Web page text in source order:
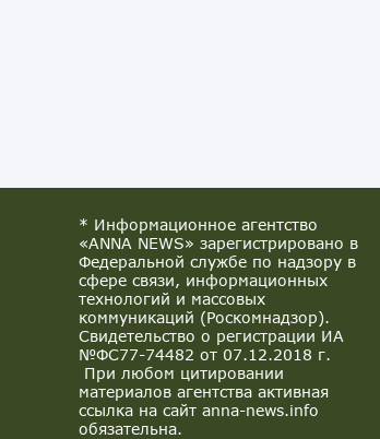
* Информационное агентство
«ANNA NEWS» зарегистрировано в
Федеральной службе по надзору в
сфере связи, информационных
технологий и массовых
коммуникаций (Роскомнадзор).
Свидетельство о регистрации ИА
№ФС77-74482 от 07.12.2018 г.
При любом цитировании
материалов агентства активная
ссылка на сайт anna-news.info
обязательна.